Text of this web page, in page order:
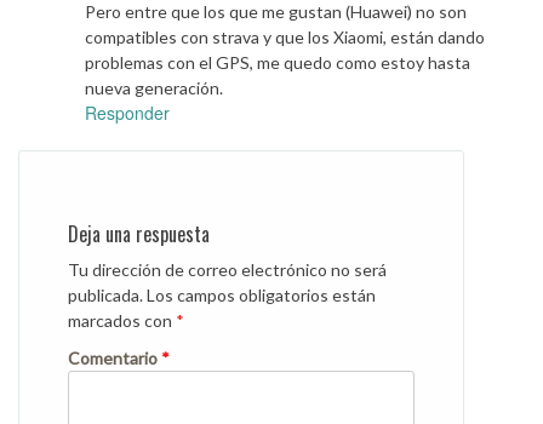
Pero entre que los que me gustan (Huawei) no son
compatibles con strava y que los Xiaomi, están dando
problemas con el GPS, me quedo como estoy hasta
nueva generación.
Responder
Deja una respuesta
Tu dirección de correo electrónico no será
publicada.Los campos obligatorios están
marcados con *
Comentario *